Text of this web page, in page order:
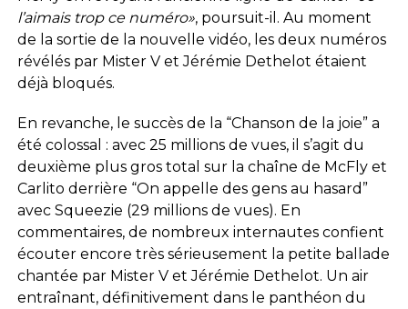
l’aimais trop ce numéro», poursuit-il. Au moment
de la sortie de la nouvelle vidéo, les deux numéros
révélés par Mister V et Jérémie Dethelot étaient
déjà bloqués.
En revanche, le succès de la “Chanson de la joie” a
été colossal : avec 25 millions de vues, il s’agit du
deuxième plus gros total sur la chaîne de McFly et
Carlito derrière “On appelle des gens au hasard”
avec Squeezie (29 millions de vues). En
commentaires, de nombreux internautes confient
écouter encore très sérieusement la petite ballade
chantée par Mister V et Jérémie Dethelot. Un air
entraînant, définitivement dans le panthéon du